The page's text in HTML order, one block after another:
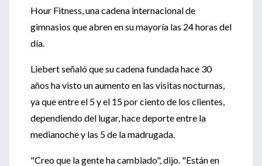
Hour Fitness, una cadena internacional de
gimnasios que abren en su mayoría las 24 horas del
día.
Liebert señaló que su cadena fundada hace 30
años ha visto un aumento en las visitas nocturnas,
ya que entre el 5 y el 15 por ciento de los clientes,
dependiendo del lugar, hace deporte entre la
medianoche y las 5 de la madrugada.
"Creo que la gente ha cambiado", dijo. "Están en